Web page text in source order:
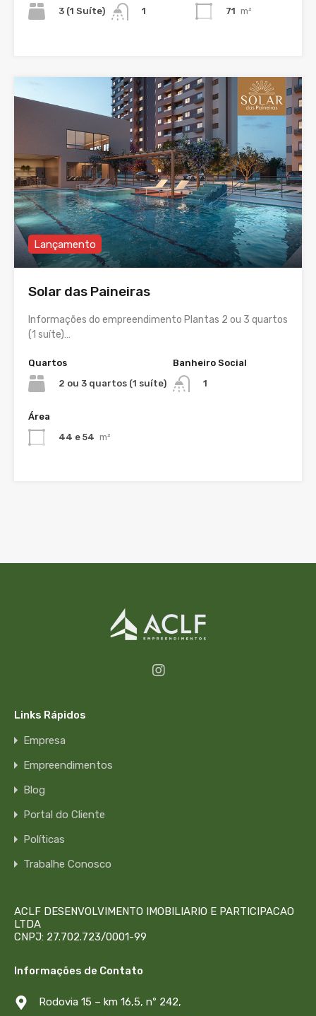
3 (1 Suíte)
1
71 m²
Lançamento
Solar das Paineiras
Informações do empreendimento Plantas 2 ou 3 quartos
(1 suíte)…
Quartos
2 ou 3 quartos (1 suíte)
Banheiro Social
1
Área
44 e 54 m²
Links Rápidos
Empresa
Empreendimentos
Blog
Portal do Cliente
Políticas
Trabalhe Conosco
ACLF DESENVOLVIMENTO IMOBILIARIO E PARTICIPACAO
LTDA
CNPJ: 27.702.723/0001-99
Informações de Contato
Rodovia 15 – km 16,5, nº 242,